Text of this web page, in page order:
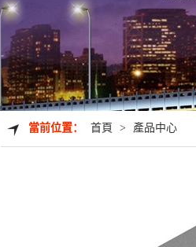
當前位置： 首頁 > 產品中心